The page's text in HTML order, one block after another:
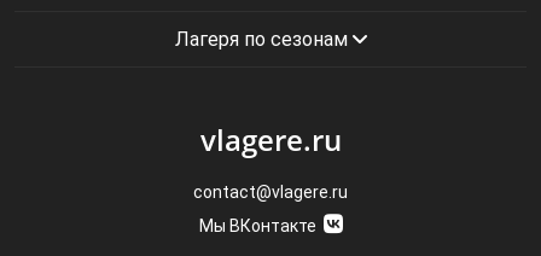
Лагеря по сезонам
vlagere.ru
contact@vlagere.ru
Мы ВКонтакте